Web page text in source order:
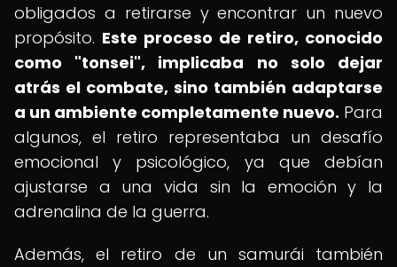
obligados a retirarse y encontrar un nuevo
propósito. Este proceso de retiro, conocido
como "tonsei", implicaba no solo dejar
atrás el combate, sino también adaptarse
a un ambiente completamente nuevo. Para
algunos, el retiro representaba un desafío
emocional y psicológico, ya que debían
ajustarse a una vida sin la emoción y la
adrenalina de la guerra.
Además, el retiro de un samurái también